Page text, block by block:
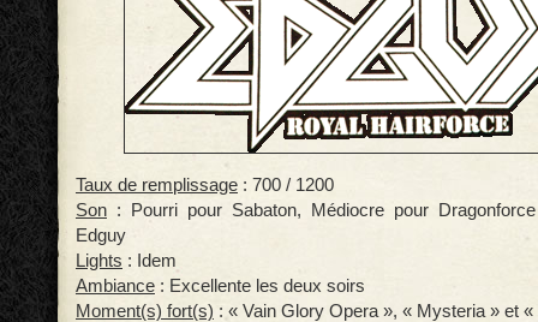
Taux de remplissage : 700 / 1200
Son : Pourri pour Sabaton, Médiocre pour
Edguy
Lights : Idem
Ambiance : Excellente les deux soirs
Moment(s) fort(s) : « Vain Glory Opera », « Mysteria » et